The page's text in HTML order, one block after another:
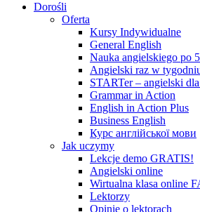
Dorośli
Oferta
Kursy Indywidualne
General English
Nauka angielskiego po
Angielski raz w
STARTer – angielski
Grammar in Action
English in Action Plus
Business English
Курс англійської мови
Jak uczymy
Lekcje demo GRATIS!
Angielski online
Wirtualna klasa online
Lektorzy
Opinie o lektorach